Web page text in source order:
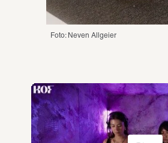
Foto: Neven Allgeier